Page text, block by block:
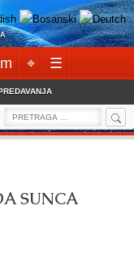
⌖ ☰
PREDAVANJA
Search
for:
SUNCA